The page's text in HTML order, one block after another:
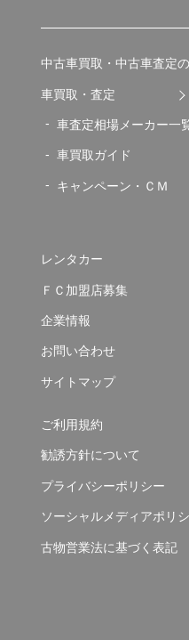
中古車買取・中古車査定
車買取・査定
車査定相場メーカー一
車買取ガイド
キャンペーン・ＣＭ
レンタカー
ＦＣ加盟店募集
企業情報
お問い合わせ
サイトマップ
ご利用規約
勧誘方針について
プライバシーポリシー
ソーシャルメディアポリ
古物営業法に基づく表記